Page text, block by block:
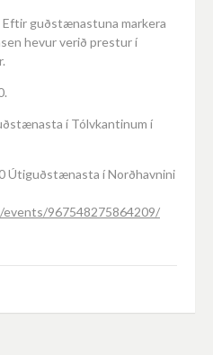
Eftir guðstænastuna markera
hevur verið prestur í
í Tólvkantinum í
Útiguðstænasta í Norðhavnini
967548275864209/